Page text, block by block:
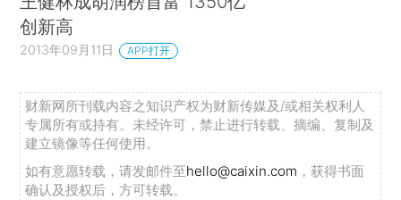
创新高
2013年09月11日 APP打开
财新网所刊载内容之知识产权为财新传媒及/或相关权利人
专属所有或持有。未经许可，禁止进行转载、摘编、复制及
建立镜像等任何使用。
如有意愿转载，请发邮件至hello@caixin.com ，获得书面
确认及授权后，方可转载。